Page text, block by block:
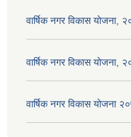
वार्षिक नगर विकास योजना,
वार्षिक नगर विकास योजना,
वार्षिक नगर विकास योजना